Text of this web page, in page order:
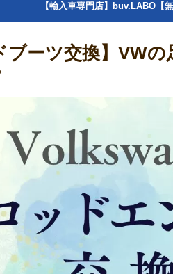
【輸入車専門店】buv.LABO【
ブーツ交換】VW